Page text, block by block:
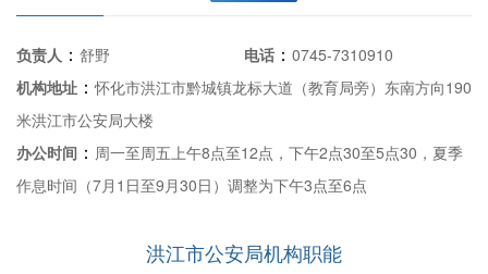
负责人 ： 舒野 电话 ： 0745-7310910
机构地址 ：怀化市洪江市黔城镇龙标大道（教育局旁）东南方向190
米洪江市公安局大楼
办公时间 ： 周一至周五上午8点至12点，下午2点30至5点30，夏季
作息时间（7月1日至9月30日）调整为下午3点至6点
洪江市公安局机构职能